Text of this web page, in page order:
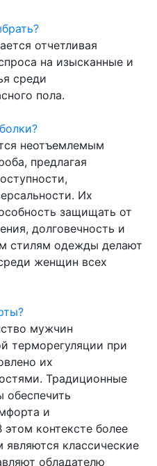
отчетливая
на изысканные и
среди
пола.
неотъемлемым
предлагая
Их
защищать от
долговечность и
стилям одежды делают
женщин всех
мужчин
при
их
Традиционные
и
контексте более
классические
обладателю